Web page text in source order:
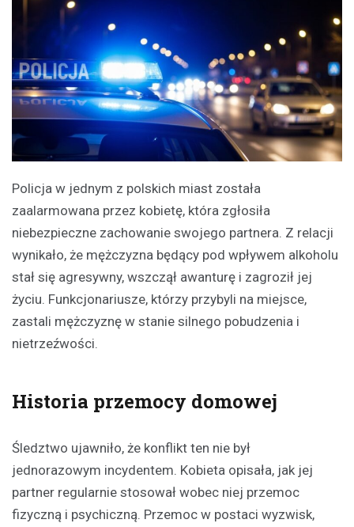
Policja w jednym z polskich miast została
zaalarmowana przez kobietę, która zgłosiła
niebezpieczne zachowanie swojego partnera. Z relacji
wynikało, że mężczyzna będący pod wpływem alkoholu
stał się agresywny, wszczął awanturę i zagroził jej
życiu. Funkcjonariusze, którzy przybyli na miejsce,
zastali mężczyznę w stanie silnego pobudzenia i
nietrzeźwości.
Historia przemocy domowej
Śledztwo ujawniło, że konflikt ten nie był
jednorazowym incydentem. Kobieta opisała, jak jej
partner regularnie stosował wobec niej przemoc
fizyczną i psychiczną. Przemoc w postaci wyzwisk,